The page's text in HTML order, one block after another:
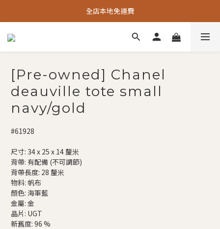
全店本地免運費
[Pre-owned] Chanel
deauville tote small
navy/gold
#61928
尺寸: 34 x 25 x 14 釐米
背帶: 有配備 (不可調節)
背帶長度: 28 釐米
物料: 帆布
顏色: 海軍藍
金屬: 金
晶片: UGT
新舊度: 96 %